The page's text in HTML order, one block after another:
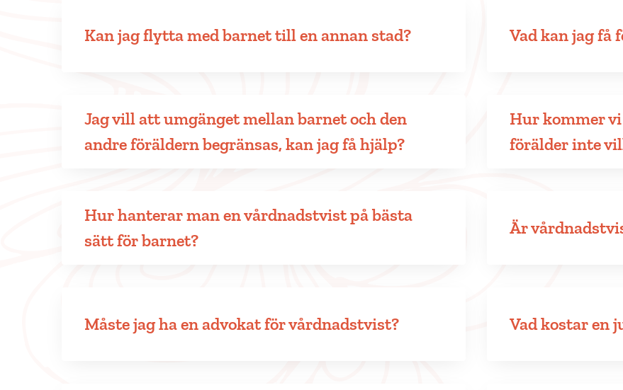
Kan jag flytta med barnet till en annan stad?
Jag vill att umgänget mellan barnet och den
andre föräldern begränsas, kan jag få hjälp?
Hur hanterar man en vårdnadstvist på bästa
sätt för barnet?
Måste jag ha en advokat för vårdnadstvist?
Vad kan jag få
Hur kommer
förälder inte
Är
Vad kostar en